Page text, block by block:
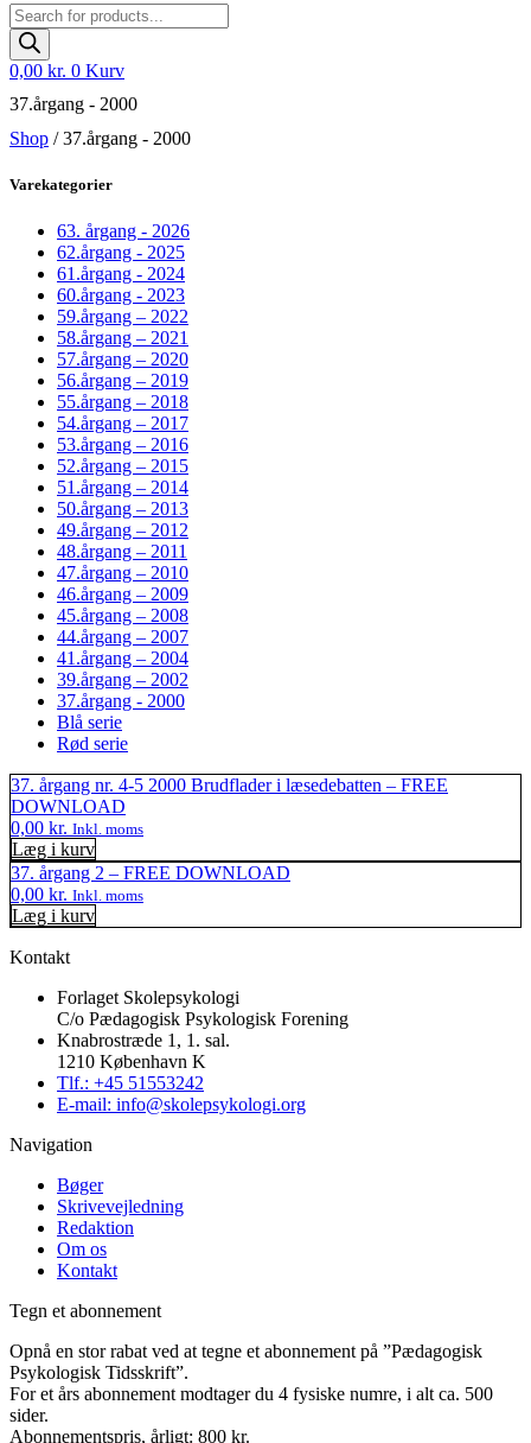
Products
search
0,00 kr. 0 Kurv
37.årgang - 2000
Shop / 37.årgang - 2000
Varekategorier
63. årgang - 2026
62.årgang - 2025
61.årgang - 2024
60.årgang - 2023
59.årgang – 2022
58.årgang – 2021
57.årgang – 2020
56.årgang – 2019
55.årgang – 2018
54.årgang – 2017
53.årgang – 2016
52.årgang – 2015
51.årgang – 2014
50.årgang – 2013
49.årgang – 2012
48.årgang – 2011
47.årgang – 2010
46.årgang – 2009
45.årgang – 2008
44.årgang – 2007
41.årgang – 2004
39.årgang – 2002
37.årgang - 2000
Blå serie
Rød serie
37. årgang nr. 4-5 2000 Brudflader i læsedebatten – FREE
DOWNLOAD
0,00 kr. Inkl. moms
Læg i kurv
37. årgang 2 – FREE DOWNLOAD
0,00 kr. Inkl. moms
Læg i kurv
Kontakt
Forlaget Skolepsykologi
C/o Pædagogisk Psykologisk Forening
Knabrostræde 1, 1. sal.
1210 København K
Tlf.: +45 51553242
E-mail: info@skolepsykologi.org
Navigation
Bøger
Skrivevejledning
Redaktion
Om os
Kontakt
Tegn et abonnement
Opnå en stor rabat ved at tegne et abonnement på ”Pædagogisk
Psykologisk Tidsskrift”.
For et års abonnement modtager du 4 fysiske numre, i alt ca. 500
sider.
Abonnementspris, årligt: 800 kr.